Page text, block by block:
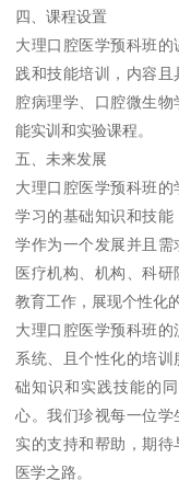
四、课程设置
大理口腔医学预科班
践和技能培训，内容
腔病理学、口腔微生
能实训和实验课程。
五、未来发展
大理口腔医学预科班
学习的基础知识和技
学作为一个发展并且
医疗机构、机构、科
教育工作，展现个性化
大理口腔医学预科班
系统、且个性化的培
础知识和实践技能的
心。我们珍视每一位
实的支持和帮助，期
医学之路。